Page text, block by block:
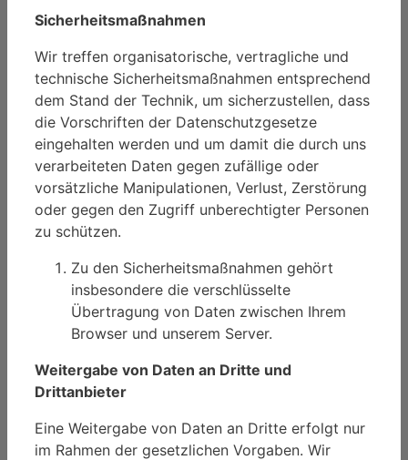
Sicherheitsmaßnahmen
Wir treffen organisatorische, vertragliche und
technische Sicherheitsmaßnahmen entsprechend
dem Stand der Technik, um sicherzustellen, dass
die Vorschriften der Datenschutzgesetze
eingehalten werden und um damit die durch uns
verarbeiteten Daten gegen zufällige oder
vorsätzliche Manipulationen, Verlust, Zerstörung
oder gegen den Zugriff unberechtigter Personen
zu schützen.
Zu den Sicherheitsmaßnahmen gehört
insbesondere die verschlüsselte
Übertragung von Daten zwischen Ihrem
Browser und unserem Server.
Weitergabe von Daten an Dritte und
Drittanbieter
Eine Weitergabe von Daten an Dritte erfolgt nur
im Rahmen der gesetzlichen Vorgaben. Wir